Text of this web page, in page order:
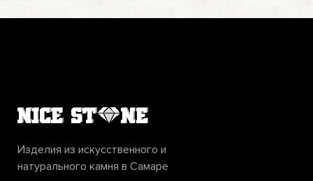
Изделия из искусственного и
натурального камня в Самаре